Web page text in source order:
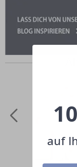
auf